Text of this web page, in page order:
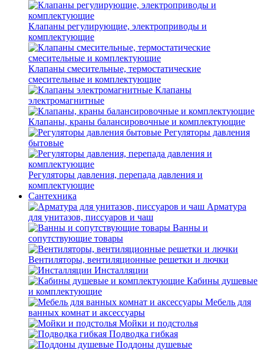
Клапаны регулирующие, электроприводы и
комплектующие
Клапаны смесительные, термостатические
смесительные и комплектующие
Клапаны
электромагнитные
Клапаны, краны балансировочные и комплектующие
Регуляторы давления
бытовые
Регуляторы давления, перепада давления и
комплектующие
Сантехника
Арматура
для унитазов, писсуаров и чаш
Ванны и
сопутствующие товары
Вентиляторы, вентиляционные решетки и лючки
Инсталляции
Кабины душевые
и комплектующие
Мебель для
ванных комнат и аксессуары
Мойки и подстолья
Подводка гибкая
Поддоны душевые